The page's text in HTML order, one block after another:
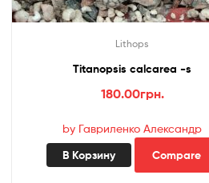
Lithops
Titanopsis calcarea -s
180.00грн.
by Гавриленко Александр
В Корзину Compare